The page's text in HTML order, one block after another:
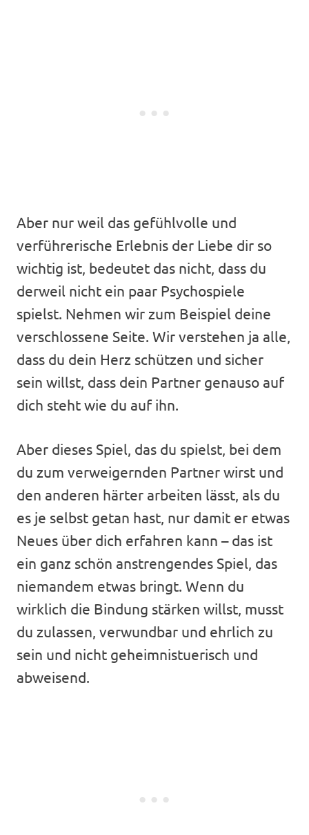
Aber nur weil das gefühlvolle und
verführerische Erlebnis der Liebe dir so
wichtig ist, bedeutet das nicht, dass du
derweil nicht ein paar Psychospiele
spielst. Nehmen wir zum Beispiel deine
verschlossene Seite. Wir verstehen ja alle,
dass du dein Herz schützen und sicher
sein willst, dass dein Partner genauso auf
dich steht wie du auf ihn.
Aber dieses Spiel, das du spielst, bei dem
du zum verweigernden Partner wirst und
den anderen härter arbeiten lässt, als du
es je selbst getan hast, nur damit er etwas
Neues über dich erfahren kann – das ist
ein ganz schön anstrengendes Spiel, das
niemandem etwas bringt. Wenn du
wirklich die Bindung stärken willst, musst
du zulassen, verwundbar und ehrlich zu
sein und nicht geheimnistuerisch und
abweisend.